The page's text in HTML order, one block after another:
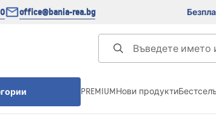
office@bania-rea.bg
PREMIUMНови продукти